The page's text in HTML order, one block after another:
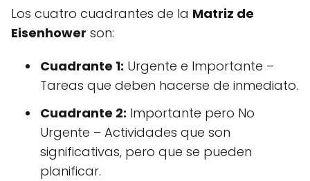
Los cuatro cuadrantes de la Matriz de
Eisenhower son:
Cuadrante 1: Urgente e Importante –
Tareas que deben hacerse de inmediato.
Cuadrante 2: Importante pero No
Urgente – Actividades que son
significativas, pero que se pueden
planificar.